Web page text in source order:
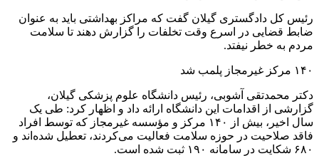
رئیس کل دادگستری گیلان گفت که مراکز بهداشتی باید به عنوان
ضابط قضایی در اسرع وقت تخلفات را گزارش دهند تا سلامت
مردم به خطر نیفتد.
۱۴۰ مرکز غیرمجاز پلمب شد
دکتر محمدتقی آشوبی، رئیس دانشگاه علوم پزشکی گیلان،
گزارشی از اقدامات این دانشگاه ارائه داد و اظهار کرد: طی یک
سال اخیر، بیش از ۱۴۰ مرکز و مؤسسه غیرمجاز که توسط افراد
فاقد صلاحیت در حوزه سلامت فعالیت می‌کردند، تعطیل شده‌اند و
۶۸۰ شکایت در سامانه ۱۹۰ ثبت شده است.